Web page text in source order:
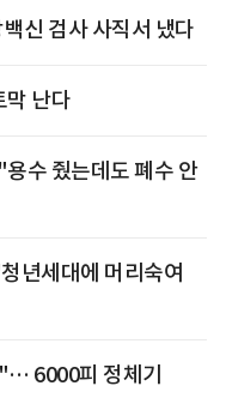
신 검사 사직서 냈다
막 난다
수 줬는데도 폐수 안
년세대에 머리숙여
6000피 정체기